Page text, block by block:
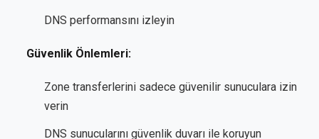
DNS performansını izleyin
Güvenlik Önlemleri:
Zone transferlerini sadece güvenilir sunuculara izin
verin
DNS sunucularını güvenlik duvarı ile koruyun